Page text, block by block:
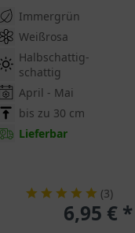
Immergrün
Weißrosa
Halbschattig-
schattig
April - Mai
bis zu 30 cm
Lieferbar
(3)
6,95 € *